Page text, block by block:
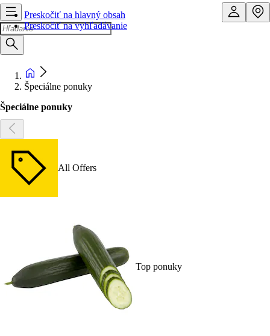
Preskočiť na hlavný obsah
Preskočiť na vyhľadávanie
Špeciálne ponuky
Špeciálne ponuky
All Offers
Top ponuky